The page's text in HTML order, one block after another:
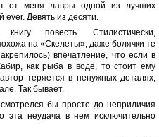
от меня лавры одной из лучших
ever. Девять из десяти.
повесть. Стилистически,
на «Скелеты», даже болячки те
впечатление, что если в
как рыба в воде, то стоит ему
теряется в ненужных деталях,
Так бывает.
бы просто до неприличия
эта неудача в нем исключительно